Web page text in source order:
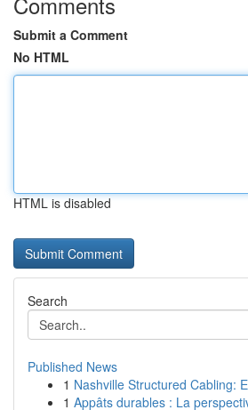
Submit a Comment
No HTML
HTML is disabled
Search
Published News
1 Nashville Structured Cabling:
1 Appâts durables : La